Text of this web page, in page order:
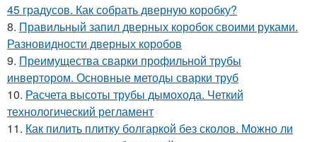
45 градусов. Как собрать дверную коробку?
8. Правильный запил дверных коробок своими руками.
Разновидности дверных коробов
9. Преимущества сварки профильной трубы
инвертором. Основные методы сварки труб
10. Расчета высоты трубы дымохода. Четкий
технологический регламент
11. Как пилить плитку болгаркой без сколов. Можно ли